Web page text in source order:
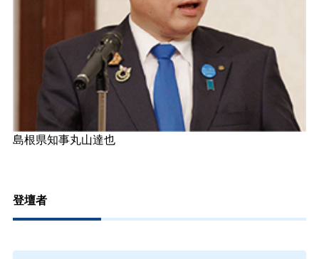
島根県知事丸山達也
登壇者